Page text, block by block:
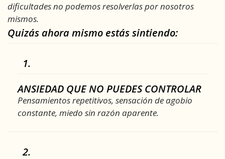
dificultades no podemos resolverlas por nosotros
mismos.
Quizás ahora mismo estás sintiendo:
1.
ANSIEDAD QUE NO PUEDES CONTROLAR
Pensamientos repetitivos, sensación de agobio
constante, miedo sin razón aparente.
2.